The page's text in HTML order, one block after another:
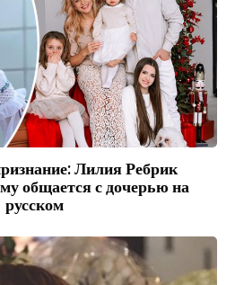
Лилия Ребрик
общается с дочерью на
русском